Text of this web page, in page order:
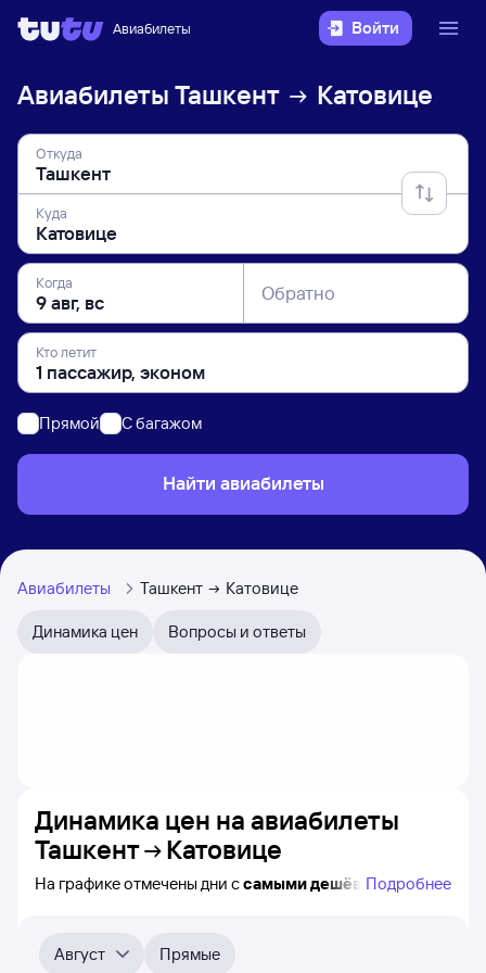
Авиабилеты Войти
Авиабилеты Ташкент Катовице
Откуда
Куда
Когда Обратно
Кто летит
Прямой C багажом
Найти авиабилеты
Авиабилеты Ташкент Катовице
Динамика цен Вопросы и ответы
Динамика цен на авиабилеты
Ташкент
Катовице
На графике отмечены дни ссамыми дешёвыми
на ближайшие пять месяцев. Выберите день,
перейдите по клику к поиску билетов на нужный рейс и
Подробнее
Август
Прямые